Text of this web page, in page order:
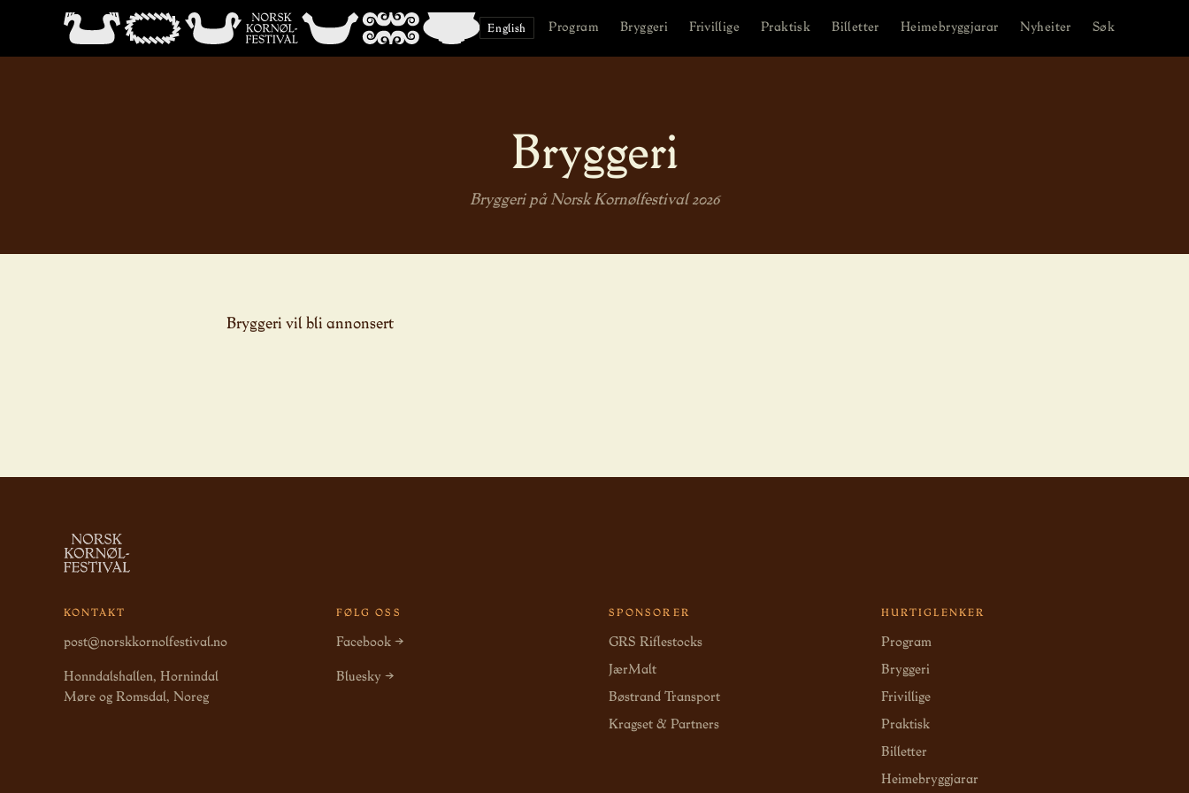
English Program Bryggeri Frivillige Praktisk Billetter Heimebryggjarar Nyheiter Søk
Bryggeri
Bryggeri på Norsk Kornølfestival 2026
Bryggeri vil bli annonsert
KONTAKT
post@norskkornolfestival.no
Honndalshallen, Hornindal
Møre og Romsdal, Noreg
FØLG OSS
Facebook →
Bluesky →
SPONSORER
GRS Riflestocks
JærMalt
Bøstrand Transport
Kragset & Partners
HURTIGLENKER
Program
Bryggeri
Frivillige
Praktisk
Billetter
Heimebryggjarar